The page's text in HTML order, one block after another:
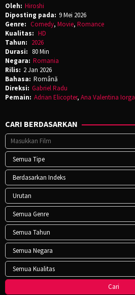
Oleh: Hiroshi
Diposting pada: 9 Mei 2026
Genre: Comedy, Movie, Romance
Kualitas: HD
Tahun: 2026
Durasi: 80 Min
Negara: Romania
Rilis: 2 Jan 2026
Bahasa: Română
Direksi: Gabriel Radu
Pemain: Adrian Elicopter, Ana Valentina Iorga
CARI BERDASARKAN